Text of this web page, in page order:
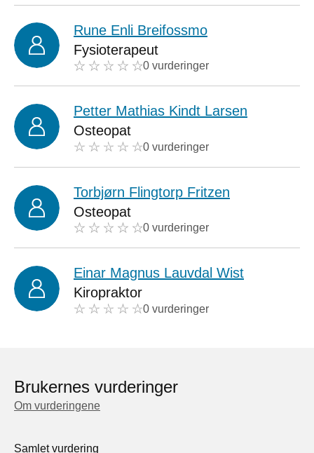
Rune Enli Breifossmo
Fysioterapeut
0 vurderinger
Petter Mathias Kindt Larsen
Osteopat
0 vurderinger
Torbjørn Flingtorp Fritzen
Osteopat
0 vurderinger
Einar Magnus Lauvdal Wist
Kiropraktor
0 vurderinger
Brukernes vurderinger
Om vurderingene
Samlet vurdering